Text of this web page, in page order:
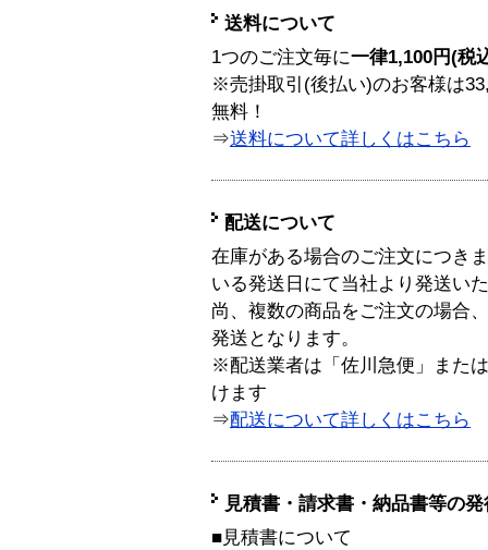
送料について
1つのご注文毎に一律1,100円(税
※売掛取引(後払い)のお客様は
無料！
⇒送料について詳しくはこちら
配送について
在庫がある場合のご注文につき
いる発送日にて当社より発送い
尚、複数の商品をご注文の場合
発送となります。
※配送業者は「佐川急便」また
けます
⇒配送について詳しくはこちら
見積書・請求書・納品書等の
■見積書について